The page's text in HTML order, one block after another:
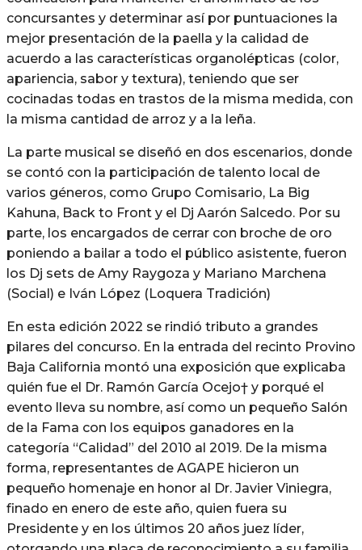
concursantes y determinar así por puntuaciones la
mejor presentación de la paella y la calidad de
acuerdo a las características organolépticas (color,
apariencia, sabor y textura), teniendo que ser
cocinadas todas en trastos de la misma medida, con
la misma cantidad de arroz y a la leña.
La parte musical se diseñó en dos escenarios, donde
se contó con la participación de talento local de
varios géneros, como Grupo Comisario, La Big
Kahuna, Back to Front y el Dj Aarón Salcedo. Por su
parte, los encargados de cerrar con broche de oro
poniendo a bailar a todo el público asistente, fueron
los Dj sets de Amy Raygoza y Mariano Marchena
(Social) e Iván López (Loquera Tradición)
En esta edición 2022 se rindió tributo a grandes
pilares del concurso. En la entrada del recinto Provino
Baja California montó una exposición que explicaba
quién fue el Dr. Ramón García Ocejo† y porqué el
evento lleva su nombre, así como un pequeño Salón
de la Fama con los equipos ganadores en la
categoría “Calidad” del 2010 al 2019. De la misma
forma, representantes de AGAPE hicieron un
pequeño homenaje en honor al Dr. Javier Viniegra,
finado en enero de este año, quien fuera su
Presidente y en los últimos 20 años juez líder,